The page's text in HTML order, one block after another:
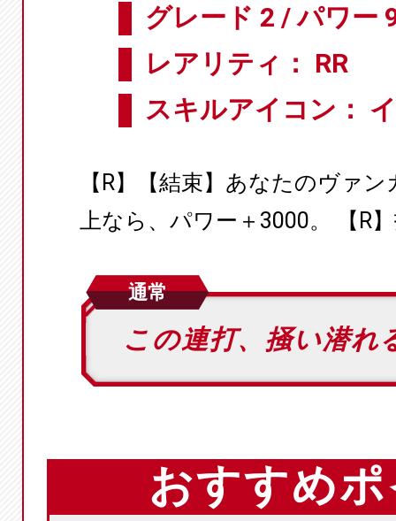
グレード 2 / パワー
レアリティ： RR
スキルアイコン：
【R】【結束】あなたのヴァ
上なら、パワー＋3000。 【R
通常
この連打、掻い潜れ
おすすめ